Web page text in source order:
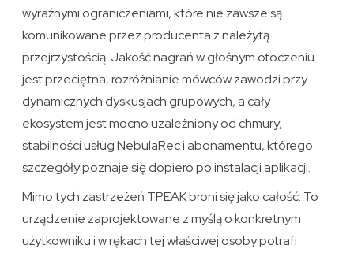
wyraźnymi ograniczeniami, które nie zawsze są
komunikowane przez producenta z należytą
przejrzystością. Jakość nagrań w głośnym otoczeniu
jest przeciętna, rozróżnianie mówców zawodzi przy
dynamicznych dyskusjach grupowych, a cały
ekosystem jest mocno uzależniony od chmury,
stabilności usług NebulaRec i abonamentu, którego
szczegóły poznaje się dopiero po instalacji aplikacji.
Mimo tych zastrzeżeń TPEAK broni się jako całość. To
urządzenie zaprojektowane z myślą o konkretnym
użytkowniku i w rękach tej właściwej osoby potrafi